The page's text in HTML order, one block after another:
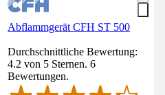
Abflammgerät CFH ST 500
Durchschnittliche Bewertung:
4.2 von 5 Sternen. 6
Bewertungen.